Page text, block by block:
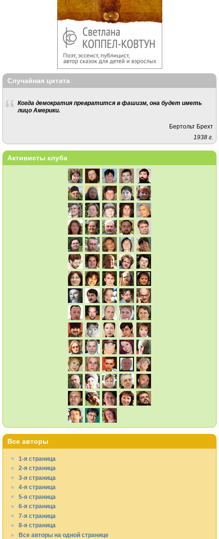
Случайная цитата
Когда демократия превратится в фашизм, она будет иметь
лицо Америки.
Бертольт Брехт
1938 г.
Активисты клуба
Все авторы
1-я страница
2-я страница
3-я страница
4-я страница
5-я страница
6-я страница
7-я страница
8-я страница
Все авторы на одной странице